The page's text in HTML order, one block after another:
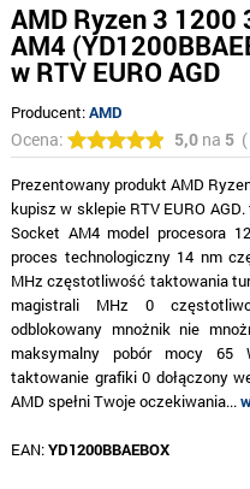
AMD Ryzen 3 1200
AM4
w RTV EURO AGD
Producent:AMD
Ocena: 5,0na 5(
Prezentowany produkt AMD
kupisz w sklepie RTV EURO
Socket AM4 model procesora
proces technologiczny 14 nm
MHz częstotliwość taktowania
magistrali MHz 0
odblokowany mnożnik nie
maksymalny pobór mocy 65
taktowanie grafiki 0 dołączony
AMD spełni Twoje oczekiwania...
EAN:YD1200BBAEBOX